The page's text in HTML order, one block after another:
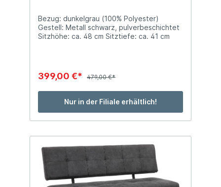
Bezug: dunkelgrau (100% Polyester)
Gestell: Metall schwarz, pulverbeschichtet
Sitzhöhe: ca. 48 cm Sitztiefe: ca. 41 cm
399,00 €* 479,00 €*
Nur in der Filiale erhältlich!